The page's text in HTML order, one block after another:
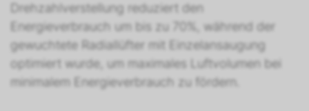
Drehzahlverstellung reduziert den
Energieverbrauch um bis zu 70%, während der
gewuchtete Radiallüfter mit Einzelansaugung
optimiert wurde, um maximales Luftvolumen bei
minimalem Energieverbrauch zu fördern.